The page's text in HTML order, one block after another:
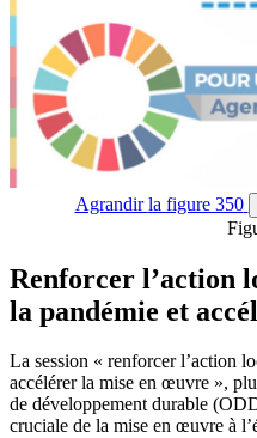
Agrandirla figure 350
Renforcer l’action
la pandémie et
La session « renforcer l’action
accélérer la mise en œuvre »,
de développement durable
cruciale de la mise en œuvre à